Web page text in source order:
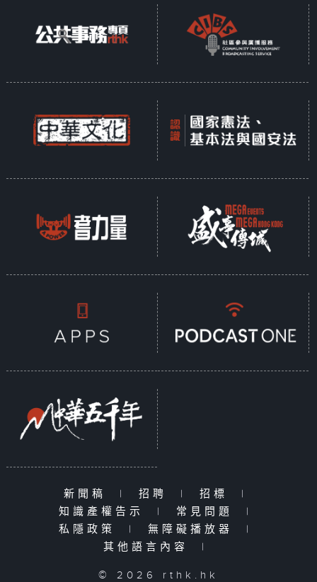
新聞稿 | 招聘 | 招標
|
知識產權告示
| 常見問題
|
私隱政策
| 無障礙播放器
|
其他語言內容
|
© 2026 rthk.hk